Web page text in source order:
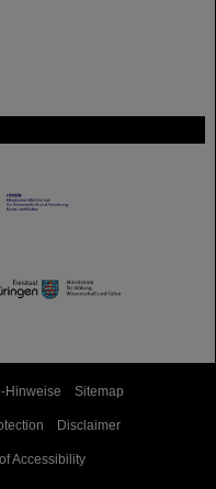
Hinweise Sitemap
Disclaimer
Accessibility